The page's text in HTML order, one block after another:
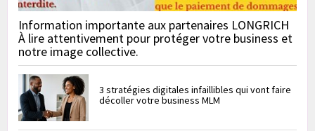
Information importante aux partenaires LONGRICH
À lire attentivement pour protéger votre business et
notre image collective.
3 stratégies digitales infaillibles qui vont faire
décoller votre business MLM